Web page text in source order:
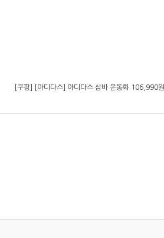
[쿠팡] [아디다스] 아디다스 삼바 운동화 106,990원